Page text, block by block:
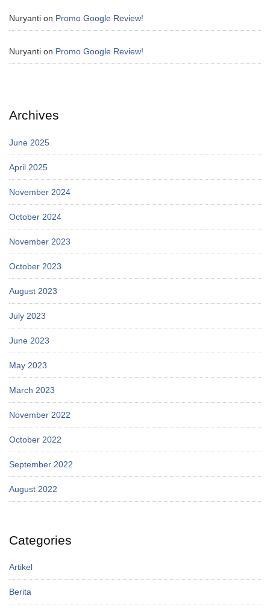
Nuryanti on Promo Google Review!
Nuryanti on Promo Google Review!
Archives
June 2025
April 2025
November 2024
October 2024
November 2023
October 2023
August 2023
July 2023
June 2023
May 2023
March 2023
November 2022
October 2022
September 2022
August 2022
Categories
Artikel
Berita